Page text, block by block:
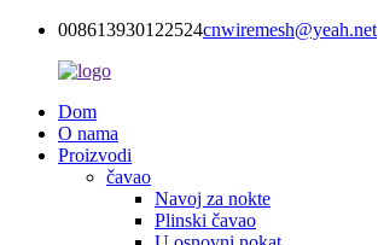
008613930122524cnwiremesh@yeah.net
Dom
O nama
Proizvodi
čavao
Navoj za nokte
Plinski čavao